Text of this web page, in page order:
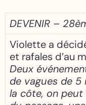
DEVENIR –
Violette a
et rafales d’au
Deux
de vagues de 5
la côte, on